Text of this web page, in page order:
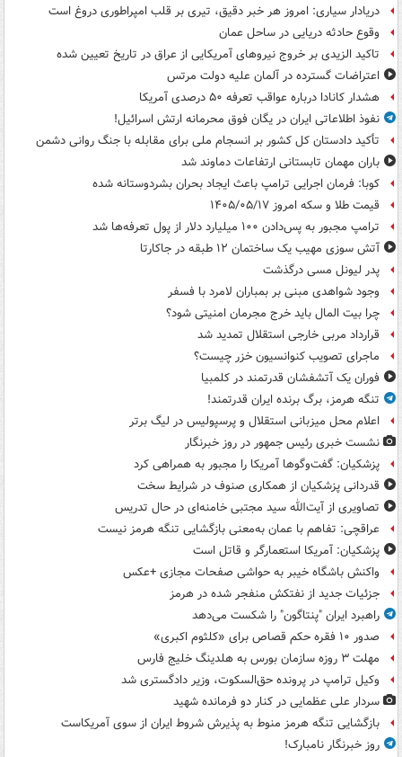
دریادار سیاری: امروز هر خبر دقیق، تیری بر قلب امپراطوری دروغ است
وقوع حادثه دریایی در ساحل عمان
تاکید الزیدی بر خروج نیروهای آمریکایی از عراق در تاریخ تعیین شده
اعتراضات گسترده در آلمان علیه دولت مرتس
هشدار کانادا درباره عواقب تعرفه ۵۰ درصدی آمریکا
نفوذ اطلاعاتی ایران در یگان فوق محرمانه ارتش اسرائیل!
تأکید دادستان کل کشور بر انسجام ملی برای مقابله با جنگ روانی دشمن
باران مهمان تابستانی ارتفاعات دماوند شد
کوبا: فرمان اجرایی ترامپ باعث ایجاد بحران بشردوستانه شده
قیمت طلا و سکه امروز ۱۴۰۵/۰۵/۱۷
ترامپ مجبور به پس‌دادن ۱۰۰ میلیارد دلار از پول تعرفه‌ها شد
آتش سوزی مهیب یک ساختمان ۱۲ طبقه در جاکارتا
پدر لیونل مسی درگذشت
وجود شواهدی مبنی بر بمباران لامرد با فسفر
چرا بیت المال باید خرج مجرمان امنیتی شود؟
قرارداد مربی خارجی استقلال تمدید شد
ماجرای تصویب کنوانسیون خزر چیست؟
فوران یک آتشفشان قدرتمند در کلمبیا
تنگه هرمز، برگ برنده ایران قدرتمند!
اعلام محل میزبانی استقلال و پرسپولیس در لیگ برتر
نشست خبری رئیس جمهور در روز خبرنگار
پزشکیان: گفت‌وگوها آمریکا را مجبور به همراهی کرد
قدردانی پزشکیان از همکاری صنوف در شرایط سخت
تصاویری از آیت‌الله سید مجتبی خامنه‌ای در حال تدریس
عراقچی: تفاهم با عمان به‌معنی بازگشایی تنگه هرمز نیست
پزشکیان: آمریکا استعمارگر و قاتل است
واکنش باشگاه خیبر به حواشی صفحات مجازی +عکس
جزئیات جدید از نفتکش منفجر شده در هرمز
راهبرد ایران "پنتاگون" را شکست می‌دهد
صدور ۱۰ فقره حکم قصاص برای «کلثوم اکبری»
مهلت ۳ روزه سازمان بورس به هلدینگ خلیج فارس
وکیل ترامپ در پرونده حق‌السکوت، وزیر دادگستری شد
سردار علی عظمایی در کنار دو فرمانده شهید
بازگشایی تنگه هرمز منوط به پذیرش شروط ایران از سوی آمریکاست
روز خبرنگار نامبارک!